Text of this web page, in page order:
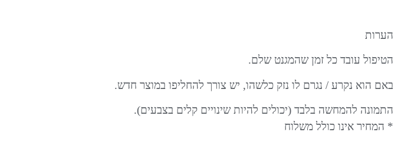
הערות
הטיפול עובד כל זמן שהמגנטשלם.
באם הוא נקרע / נגרם לו נזק כלשהו, יש צורך להחליפו במוצר חדש.
התמונה להמחשה בלבד (יכולים להיות שינויים קלים בצבעים).
* המחיר אינו כולל משלוח